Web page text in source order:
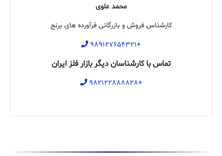
محمد علوی
کارشناس فروش و بازرگانی فرآورده های برنج
+۹۸۹۱۲۷۶۵۴۳۲۱
تماس با کارشناسان دیگر بازار فلز ایران
+۹۸۲۱۲۲۸۸۸۸۲۸